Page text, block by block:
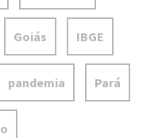
Goiás IBGE
pandemia Pará